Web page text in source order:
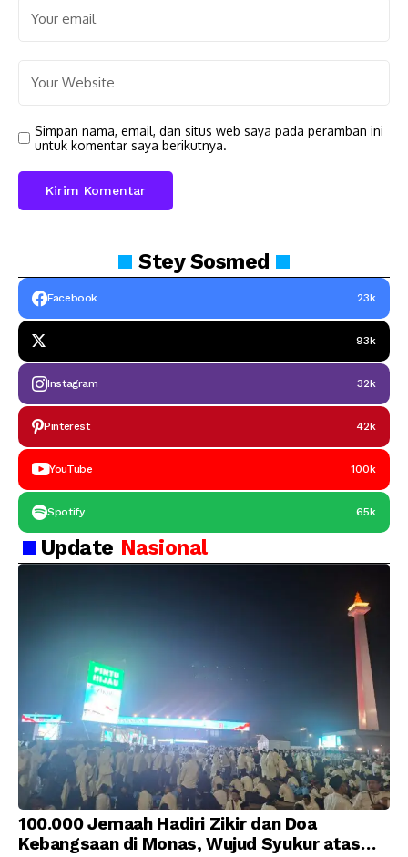
Simpan nama, email, dan situs web saya pada peramban ini
untuk komentar saya berikutnya.
SteySosmed
Facebook 23k
93k
Instagram 32k
Pinterest 42k
YouTube 100k
Spotify 65k
Update Nasional
100.000 Jemaah Hadiri Zikir dan Doa
Kebangsaan di Monas, Wujud Syukur atas